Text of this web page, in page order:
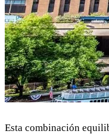
Esta combinación